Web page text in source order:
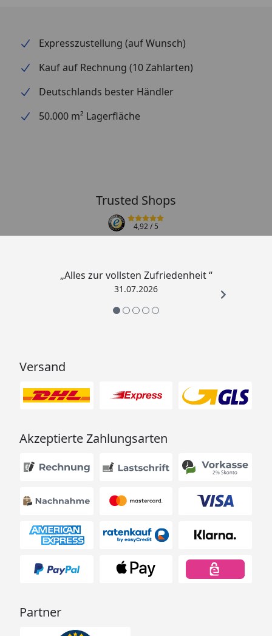
Expresszustellung (auf Wunsch)
Kauf auf Rechnung (10 Zahlarten)
Deutschlands bester Händler
50.000 m² Lagerfläche
Trusted Shops
4,92/ 5
„Alles zur vollsten Zufriedenheit “
31.07.2026
Versand
Akzeptierte Zahlungsarten
Partner